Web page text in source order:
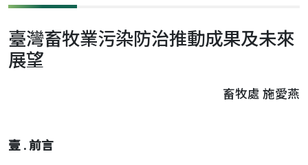
臺灣畜牧業污染防治推動成果及未來
展望
畜牧處 施愛燕
壹 . 前言